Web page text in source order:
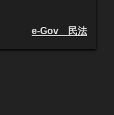
e-Gov 民法